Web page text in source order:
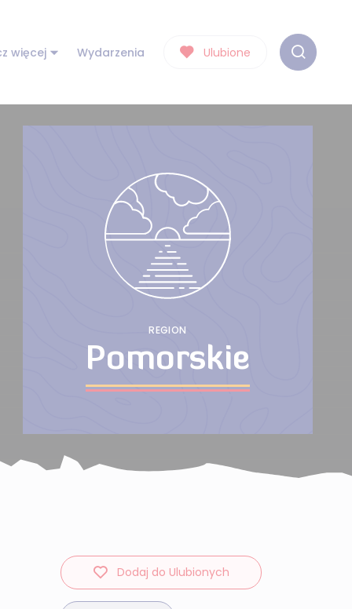
więcej Wydarzenia Ulubione
REGION
Pomorskie
Dodaj do Ulubionych